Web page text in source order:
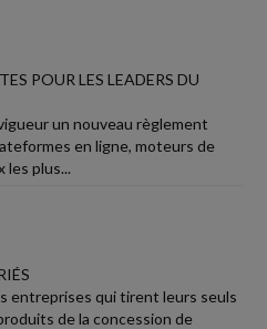
POUR LES LEADERS DU
un nouveau règlement
en ligne, moteurs de
les plus...
entreprises qui tirent leurs seuls
de la concession de